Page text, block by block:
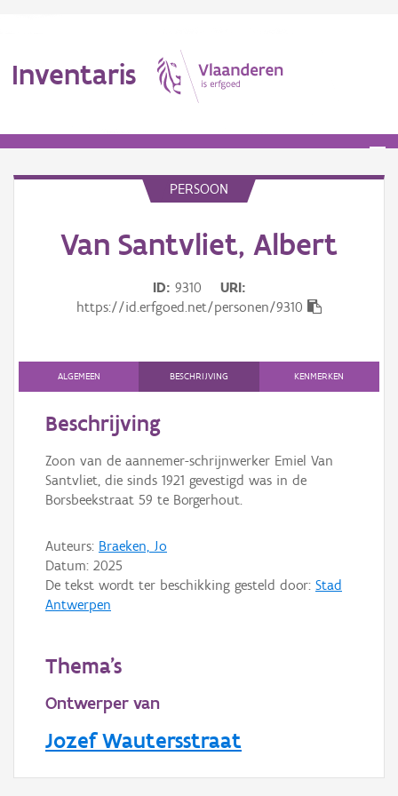
Inventaris
Erfgoedobject
Waarneming
Gebeurtenis
Persoon of collectief
Downloads
Hergebruik
PERSOON
Van Santvliet, Albert
ID 9310
URI
https://id.erfgoed.net/personen/9310
ALGEMEEN BESCHRIJVING KENMERKEN
Beschrijving
Zoon van de aannemer-schrijnwerker Emiel Van
Santvliet, die sinds 1921 gevestigd was in de
Borsbeekstraat 59 te Borgerhout.
Auteurs: Braeken, Jo
Datum: 2025
De tekst wordt ter beschikking gesteld door: Stad
Antwerpen
Thema's
Ontwerper van
Jozef Wautersstraat